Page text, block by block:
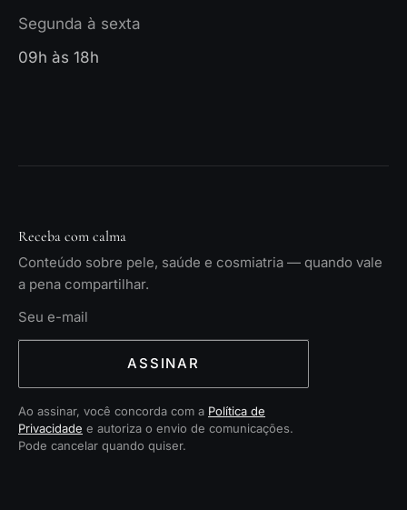
Segunda à sexta
09h às 18h
Receba com calma
Conteúdo sobre pele, saúde e cosmiatria — quando vale
a pena compartilhar.
ASSINAR
Ao assinar, você concorda com a Política de
Privacidade e autoriza o envio de comunicações.
Pode cancelar quando quiser.